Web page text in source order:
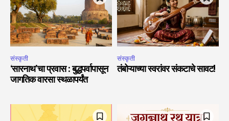
संस्कृती
‘सारनाथ’चा प्रवास : बुद्धपर्वापासून
जागतिक वारसा स्थळापर्यंत
संस्कृती
तंबोऱ्याच्या स्वरांवर संकटाचे सावट!